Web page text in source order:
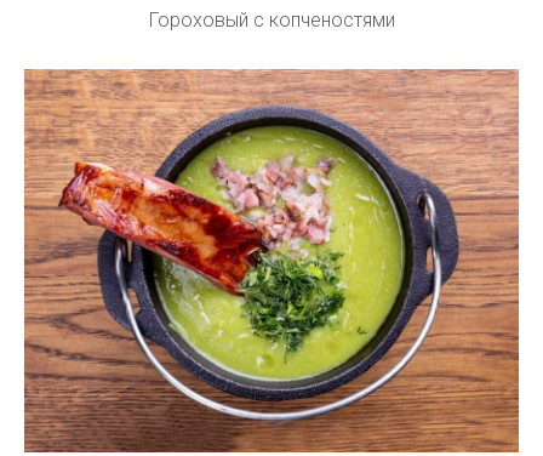
Гороховый с копченостями